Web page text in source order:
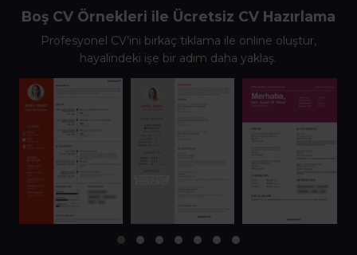
Boş CV Örnekleri ile Ücretsiz CV Hazırlama
Profesyonel CV’ini birkaç tıklama ile online oluştur,
hayalindeki işe bir adım daha yaklaş.